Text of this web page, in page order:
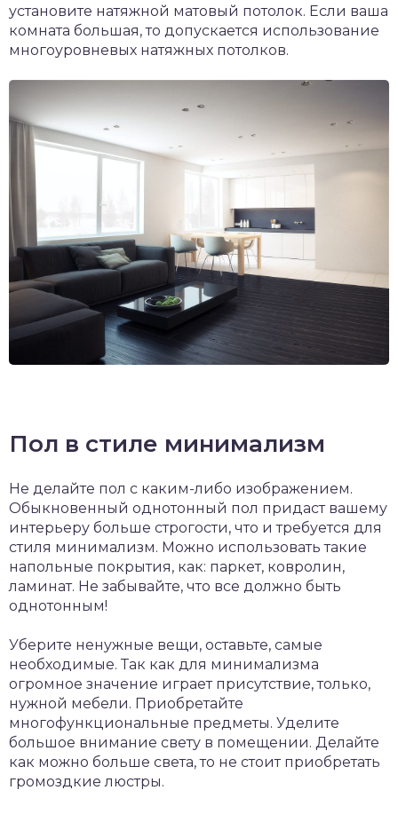
установите натяжной матовый потолок. Если ваша
комната большая, то допускается использование
многоуровневых натяжных потолков.
Пол в стиле минимализм
Не делайте пол с каким-либо изображением.
Обыкновенный однотонный пол придаст вашему
интерьеру больше строгости, что и требуется для
стиля минимализм. Можно использовать такие
напольные покрытия, как: паркет, ковролин,
ламинат. Не забывайте, что все должно быть
однотонным!
Уберите ненужные вещи, оставьте, самые
необходимые. Так как для минимализма
огромное значение играет присутствие, только,
нужной мебели. Приобретайте
многофункциональные предметы. Уделите
большое внимание свету в помещении. Делайте
как можно больше света, то не стоит приобретать
громоздкие люстры.